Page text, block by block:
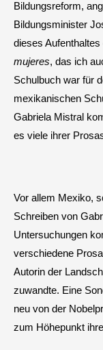
Bildungsreform,
Bildungsminister
dieses
mujeres, das ich
Schulbuch war für
mexikanischen
Gabriela Mistral
es viele ihrer
Vor allem Mexiko,
Schreiben von
Untersuchungen
verschiedene
Autorin der
zuwandte. Eine
neu von der
zum Höhepunkt